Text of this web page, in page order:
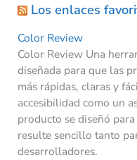
Los enlaces
Color Review
Color Review Una
diseñada para que las
más rápidas, claras y
accesibilidad como un
producto se diseñó
resulte sencillo tanto
desarrolladores.